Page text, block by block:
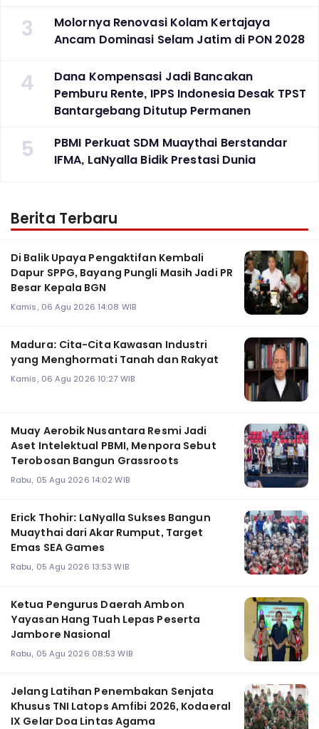
3
Molornya Renovasi Kolam Kertajaya
Ancam Dominasi Selam Jatim di PON 2028
4
Dana Kompensasi Jadi Bancakan
Pemburu Rente, IPPS Indonesia Desak TPST
Bantargebang Ditutup Permanen
5
PBMI Perkuat SDM Muaythai Berstandar
IFMA, LaNyalla Bidik Prestasi Dunia
Berita Terbaru
Di Balik Upaya Pengaktifan Kembali
Dapur SPPG, Bayang Pungli Masih Jadi PR
Besar Kepala BGN
Kamis, 06 Agu 2026 14:08 WIB
Madura: Cita-Cita Kawasan Industri
yang Menghormati Tanah dan Rakyat
Kamis, 06 Agu 2026 10:27 WIB
Muay Aerobik Nusantara Resmi Jadi
Aset Intelektual PBMI, Menpora Sebut
Terobosan Bangun Grassroots
Rabu, 05 Agu 2026 14:02 WIB
Erick Thohir: LaNyalla Sukses Bangun
Muaythai dari Akar Rumput, Target
Emas SEA Games
Rabu, 05 Agu 2026 13:53 WIB
Ketua Pengurus Daerah Ambon
Yayasan Hang Tuah Lepas Peserta
Jambore Nasional
Rabu, 05 Agu 2026 08:53 WIB
Jelang Latihan Penembakan Senjata
Khusus TNI Latops Amfibi 2026, Kodaeral
IX Gelar Doa Lintas Agama